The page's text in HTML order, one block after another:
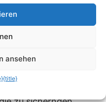
wenig Arbeit
spezielle
Das
gesichert werden, auf
etwa täglich oder
ansehen
{title}